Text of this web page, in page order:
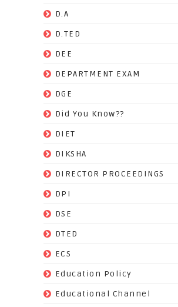
D.A
D.TED
DEE
DEPARTMENT EXAM
DGE
Did You Know??
DIET
DIKSHA
DIRECTOR PROCEEDINGS
DPI
DSE
DTED
ECS
Education Policy
Educational Channel